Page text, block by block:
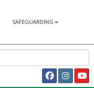
SAFEGUARDING